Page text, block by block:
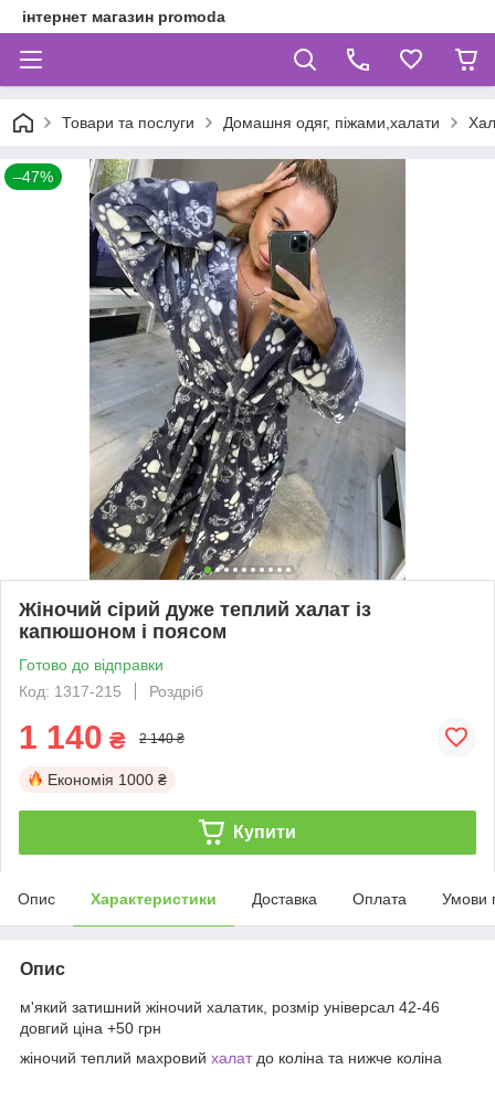
інтернет магазин promoda
Товари та послуги Домашня одяг, піжами,халати
–47%
Жіночий сірий дуже теплий халат із
капюшоном і поясом
Готово до відправки
Код: 1317-215
Роздріб
1 140 ₴ 2 140 ₴
Економія 1000 ₴
Купити
Опис Характеристики Доставка Оплата Умови
Опис
м'який затишний жіночий халатик, розмір універсал 42-46
довгий ціна +50 грн
жіночий теплий махровий халатдо коліна та нижче коліна